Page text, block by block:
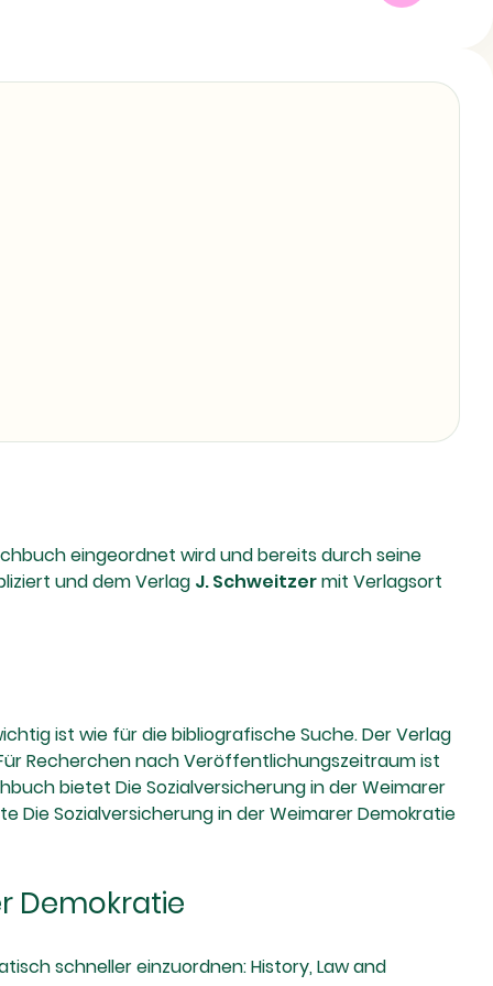
eingeordnet wird und bereits durch seine
und dem Verlag J. Schweitzermit Verlagsort
ist wie für die bibliografische Suche. Der Verlag
Recherchen nach Veröffentlichungszeitraum ist
bietet Die Sozialversicherung in der Weimarer
Die Sozialversicherung in der Weimarer Demokratie
Demokratie
schneller einzuordnen: History, Law and